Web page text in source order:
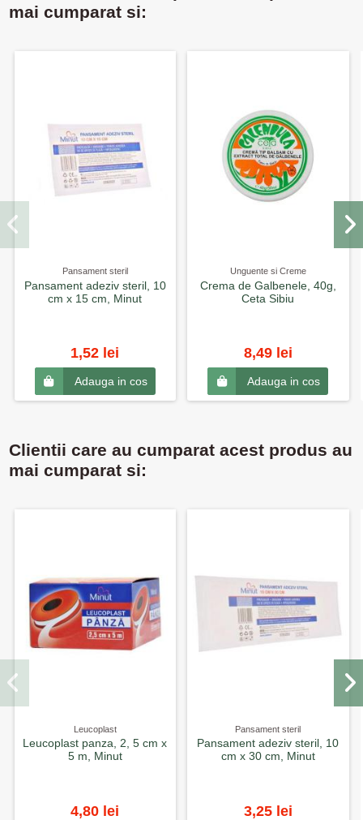
mai cumparat si:
Pansament steril
Pansament adeziv steril, 10
cm x 15 cm, Minut
1,52 lei
Adauga in cos
Unguente si Creme
Crema de Galbenele, 40g,
Ceta Sibiu
8,49 lei
Adauga in cos
Clientii care au cumparat acest produs au
mai cumparat si:
Leucoplast
Leucoplast panza, 2, 5 cm x
5 m, Minut
4,80 lei
Pansament steril
Pansament adeziv steril, 10
cm x 30 cm, Minut
3,25 lei